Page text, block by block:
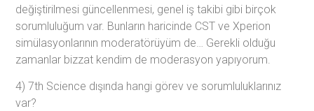
değiştirilmesi güncellenmesi, genel iş takibi gibi birçok
sorumluluğum var. Bunların haricinde CST ve Xperion
simülasyonlarının moderatörüyüm de… Gerekli olduğu
zamanlar bizzat kendim de moderasyon yapıyorum.
4) 7th Science dışında hangi görev ve sorumluluklarınız
var?